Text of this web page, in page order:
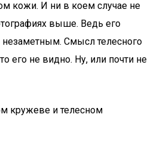
кожи. И ни в коем случае не
выше. Ведь его
незаметным. Смысл телесного
его не видно. Ну, или почти не
кружеве и телесном